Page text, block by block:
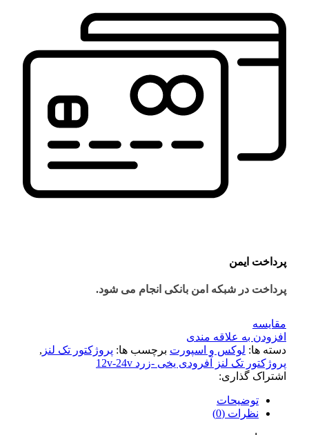
پرداخت ایمن
پرداخت در شبکه امن بانکی انجام می شود.
مقايسه
افزودن به علاقه مندی
دسته ها: لوکس و اسپورت برچسب ها: پروژکتور تک لنز ,
پروژکتور تک لنز آفرودی یخی -زرد 12v-24v
اشتراک گذاری:
توضیحات
نظرات (0)